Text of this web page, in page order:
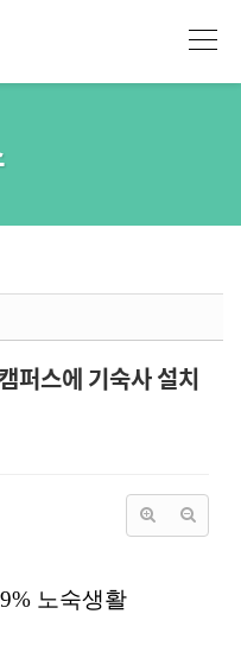
퍼스에 기숙사 설치
노숙생활